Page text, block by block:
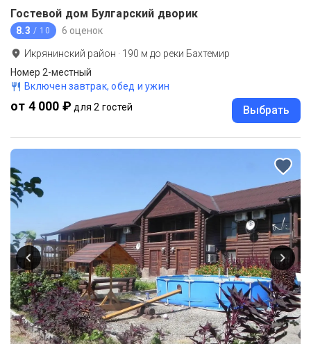
Гостевой дом Булгарский дворик
8.3 / 10 6 оценок
Икрянинский район · 190 м до реки Бахтемир
Номер 2-местный
Включен завтрак, обед и ужин
от 4 000 ₽ для 2 гостей Выбрать